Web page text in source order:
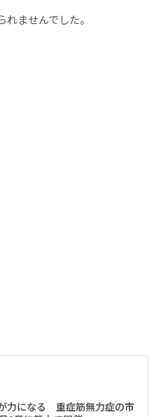
ませんでした。
力になる 重症筋無力症の市